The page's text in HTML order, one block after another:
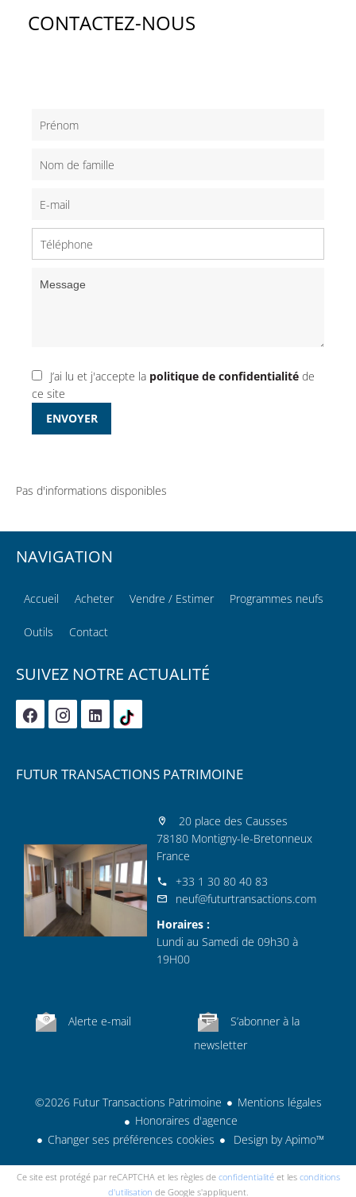
CONTACTEZ-NOUS
J’ai lu et j'accepte la politique de confidentialité de
ce site
ENVOYER
Pas d'informations disponibles
NAVIGATION
Accueil Acheter Vendre / Estimer Programmes neufs
Outils Contact
SUIVEZ NOTRE ACTUALITÉ
FUTUR TRANSACTIONS PATRIMOINE
20 place des Causses
78180 Montigny-le-Bretonneux
France
+33 1 30 80 40 83
neuf@futurtransactions.com
Horaires :
Lundi au Samedi de 09h30 à
19H00
Alerte e-mail
S’abonner à la
newsletter
©2026 Futur Transactions Patrimoine
Mentions légales
Honoraires d'agence
Changer ses préférences cookies
Design byApimo™
Ce site est protégé par reCAPTCHA et les règles de confidentialitéet les conditions
d'utilisation de Google s'appliquent.